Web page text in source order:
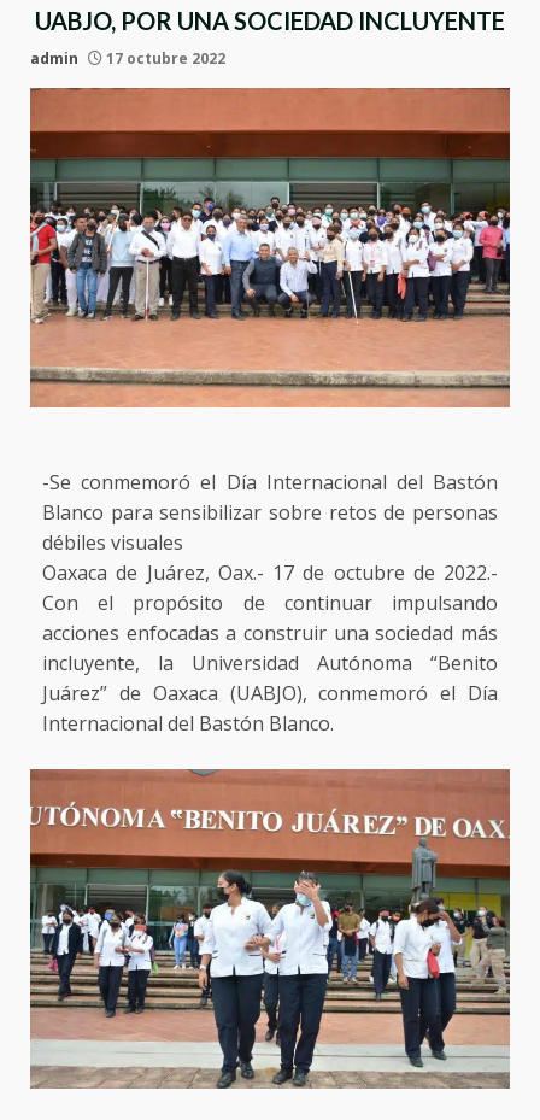
UABJO, POR UNA SOCIEDAD INCLUYENTE
admin 17 octubre 2022
-Se conmemoró el Día Internacional del Bastón
Blanco para sensibilizar sobre retos de personas
débiles visuales
Oaxaca de Juárez, Oax.- 17 de octubre de 2022.-
Con el propósito de continuar impulsando
acciones enfocadas a construir una sociedad más
incluyente, la Universidad Autónoma “Benito
Juárez” de Oaxaca (UABJO), conmemoró el Día
Internacional del Bastón Blanco.